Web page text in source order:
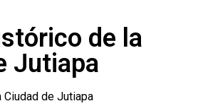
de la
Jutiapa
de Jutiapa